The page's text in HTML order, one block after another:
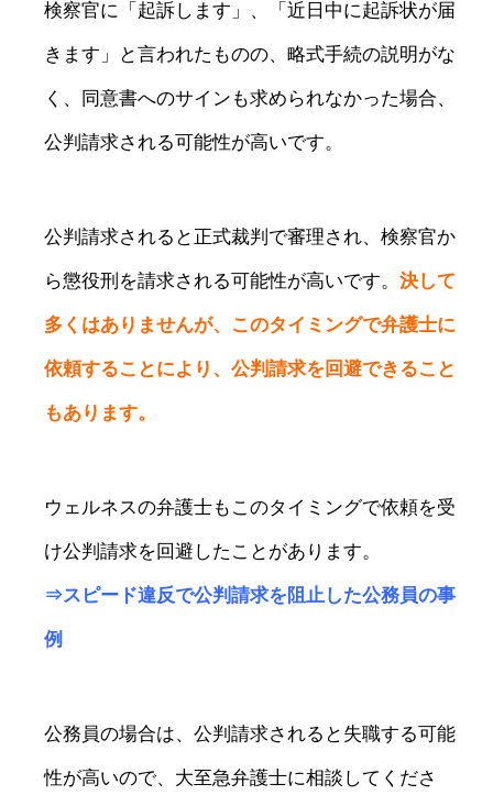
検察官に「起訴します」、「近日中に起訴状が届
きます」と言われたものの、略式手続の説明がな
く、同意書へのサインも求められなかった場合、
公判請求される可能性が高いです。
公判請求されると正式裁判で審理され、検察官か
ら懲役刑を請求される可能性が高いです。 決して
多くはありませんが、このタイミングで弁護士に
依頼することにより、公判請求を回避できること
もあります。
ウェルネスの弁護士もこのタイミングで依頼を受
け公判請求を回避したことがあります。
⇒スピード違反で公判請求を阻止した公務員の事
例
公務員の場合は、公判請求されると失職する可能
性が高いので、大至急弁護士に相談してくださ